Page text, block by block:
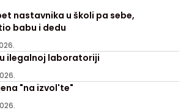
nastavnika u školi pa sebe,
babu i dedu
ilegalnoj laboratoriji
"na izvol'te"